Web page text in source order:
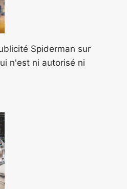
Spiderman sur
n'est ni autorisé ni